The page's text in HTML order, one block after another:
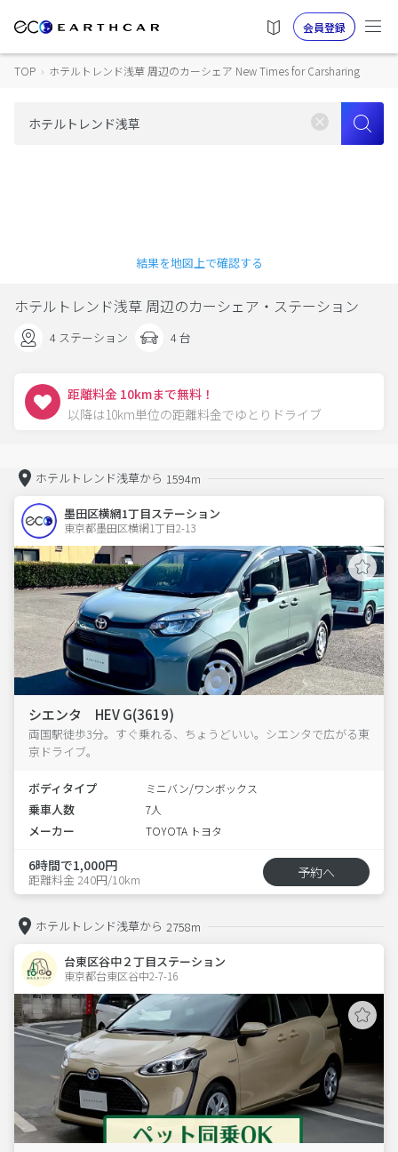
会員登録
TOP › ホテルトレンド浅草 周辺のカーシェア New Times for Carsharing
結果を地図上で確認する
ホテルトレンド浅草 周辺のカーシェア・ステーション
4 ステーション 4 台
距離料金 10kmまで無料！
以降は10km単位の距離料金でゆとりドライブ
ホテルトレンド浅草から 1594m
墨田区横網1丁目ステーション
東京都墨田区横網1丁目2-13
シエンタ HEV G(3619)
両国駅徒歩3分。すぐ乗れる、ちょうどいい。シエンタで広がる東
京ドライブ。
ボディタイプ ミニバン/ワンボックス
乗車人数 7人
メーカー TOYOTA トヨタ
6時間で1,000円
距離料金 240円/10km 予約へ
ホテルトレンド浅草から 2758m
台東区谷中２丁目ステーション
東京都台東区谷中2-7-16